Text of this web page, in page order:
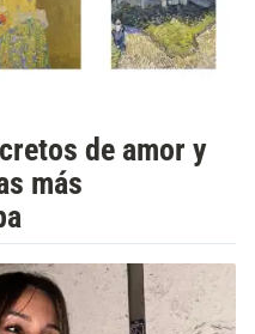
de amor y
más